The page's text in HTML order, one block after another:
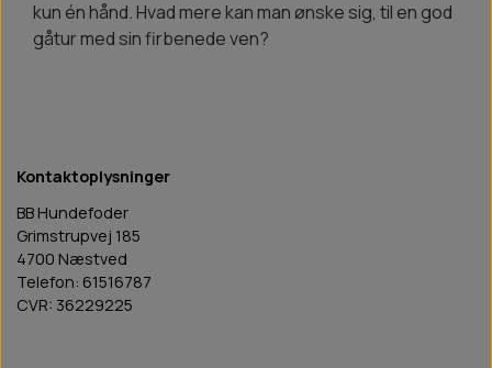
kun én hånd. Hvad mere kan man ønske sig, til en god
gåtur med sin firbenede ven?
Kontaktoplysninger
BB Hundefoder
Grimstrupvej 185
4700 Næstved
Telefon: 61516787
CVR: 36229225